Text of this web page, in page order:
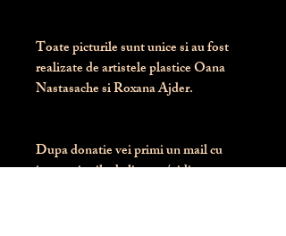
Toate picturile sunt unice si au fost
realizate de artistele plastice Oana
Nastasache si Roxana Ajder.
Dupa donatie vei primi un mail cu
instructiunile de livrare / ridicare.